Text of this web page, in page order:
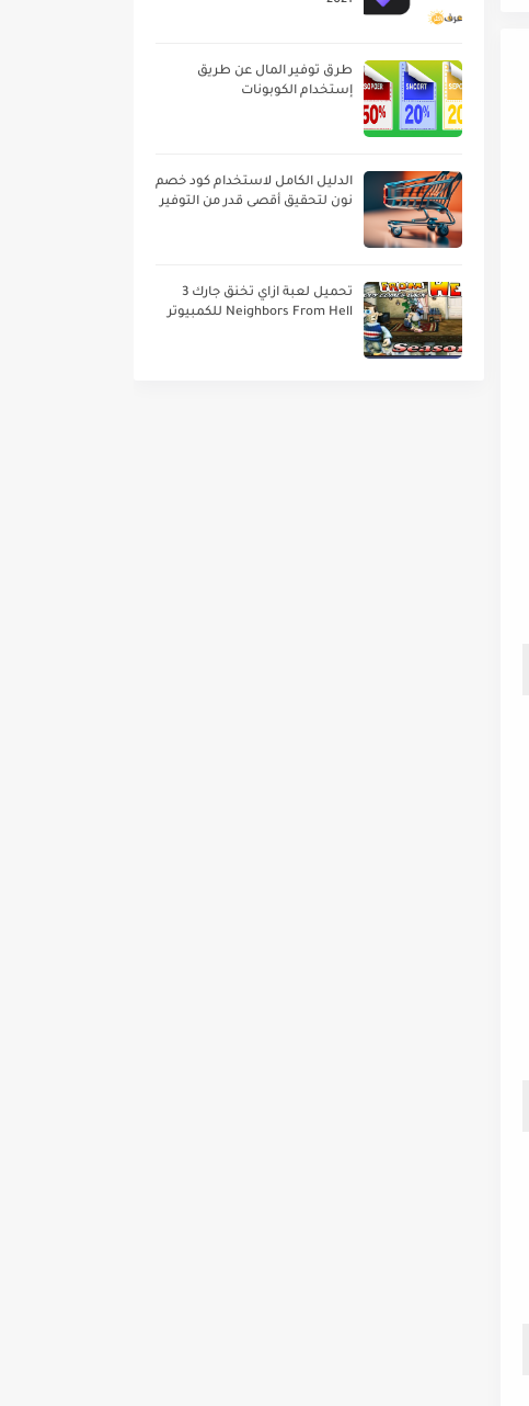
طرق توفير المال عن طريق
إستخدام الكوبونات
الدليل الكامل لاستخدام كود خصم
نون لتحقيق أقصى قدر من التوفير
تحميل لعبة ازاي تخنق جارك 3
Neighbors From Hell للكمبيوتر